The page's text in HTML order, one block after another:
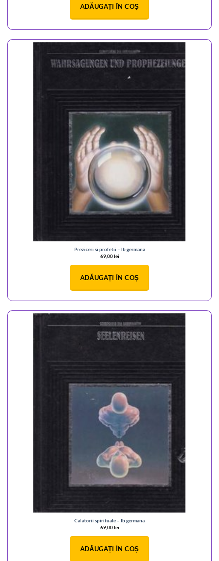
ADĂUGAȚI ÎN COȘ
Preziceri si profetii – lb germana
69,00lei
ADĂUGAȚI ÎN COȘ
Calatorii spirituale – lb germana
69,00lei
ADĂUGAȚI ÎN COȘ